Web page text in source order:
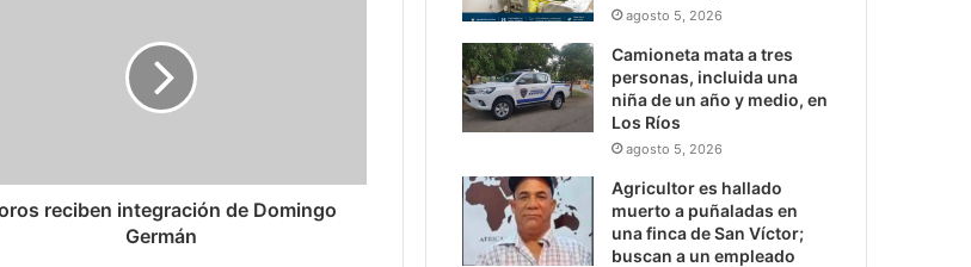
reciben integración de Domingo
Germán
agosto 5, 2026
Camioneta mata a tres
personas, incluida una
niña de un año y medio, en
Los Ríos
agosto 5, 2026
Agricultor es hallado
muerto a puñaladas en
una finca de San Víctor;
buscan a un empleado